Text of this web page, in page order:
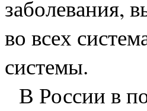
заболевания,
во всех
системы.
В России в